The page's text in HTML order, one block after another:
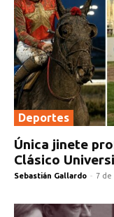
Deportes
Única jinete
Clásico
Sebastián Gallardo - 7 de